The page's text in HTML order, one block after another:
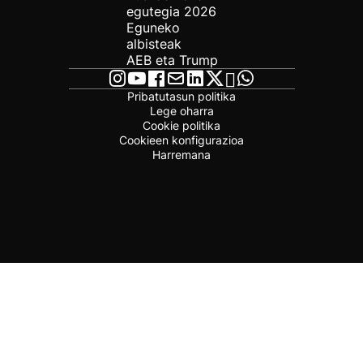
egutegia 2026
Eguneko
albisteak
AEB eta Trump
Pribatutasun politika
Lege oharra
Cookie politika
Cookieen konfigurazioa
Harremana